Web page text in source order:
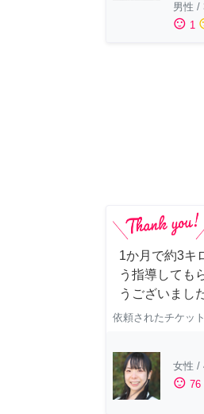
男性 /
sentiment_satisfied 1
1か月で約3キ
う指導しても
うございまし
依頼されたチケット
女性 /
sentiment_satisfied 76